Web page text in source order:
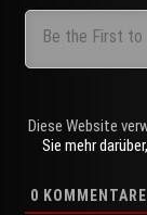
Diese Website
Sie mehr
0 KOMMENTARE